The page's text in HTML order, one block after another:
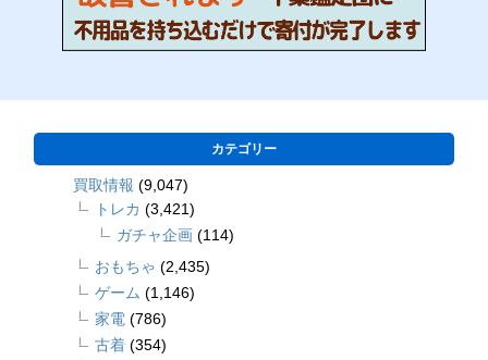
カテゴリー
買取情報 (9,047)
トレカ (3,421)
ガチャ企画 (114)
おもちゃ (2,435)
ゲーム (1,146)
家電 (786)
古着 (354)